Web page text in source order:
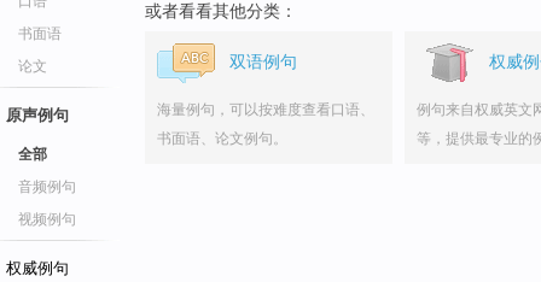
书面语
论文
原声例句
全部
音频例句
视频例句
权威例句
或者看看其他分类：
双语例句
海量例句，可以按难度查看口语、
书面语、论文例句。
权威
例句来自权威英文
等，提供最专业的